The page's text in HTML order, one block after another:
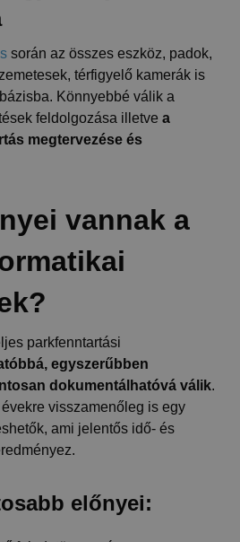
során az összes eszköz, padok,
térfigyelő kamerák is
Könnyebbé válik a
feldolgozása illetvea
megtervezése és
vannak a
parkfenntartási
egyszerűbben
dokumentálhatóvá válik.
visszamenőleg is egy
ami jelentős idő- és
előnyei: